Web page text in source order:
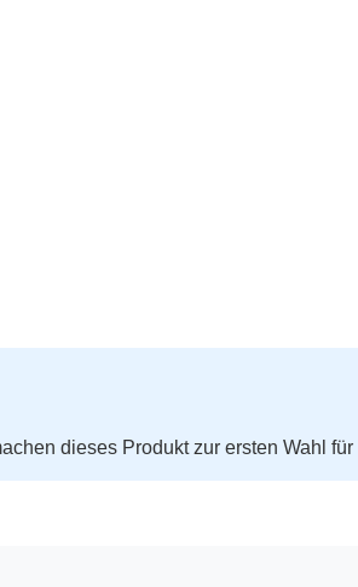
dieses Produkt zur ersten Wahl für